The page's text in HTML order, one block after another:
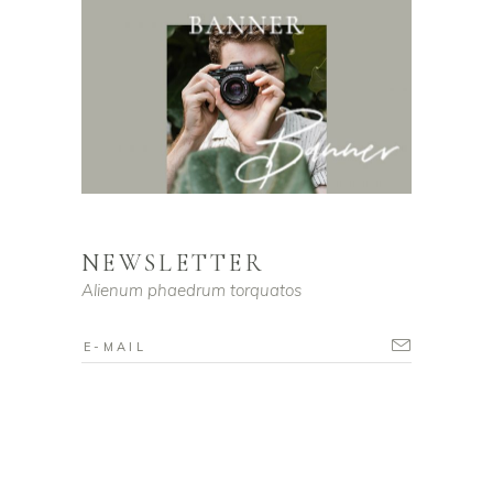
NEWSLETTER
Alienum phaedrum torquatos